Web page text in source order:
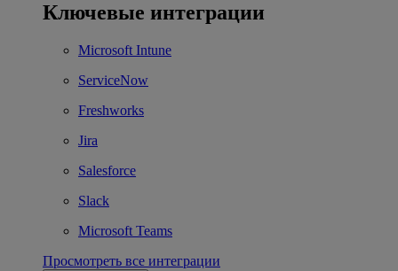
Ключевые интеграции
Microsoft Intune
ServiceNow
Freshworks
Jira
Salesforce
Slack
Microsoft Teams
Просмотреть все интеграции